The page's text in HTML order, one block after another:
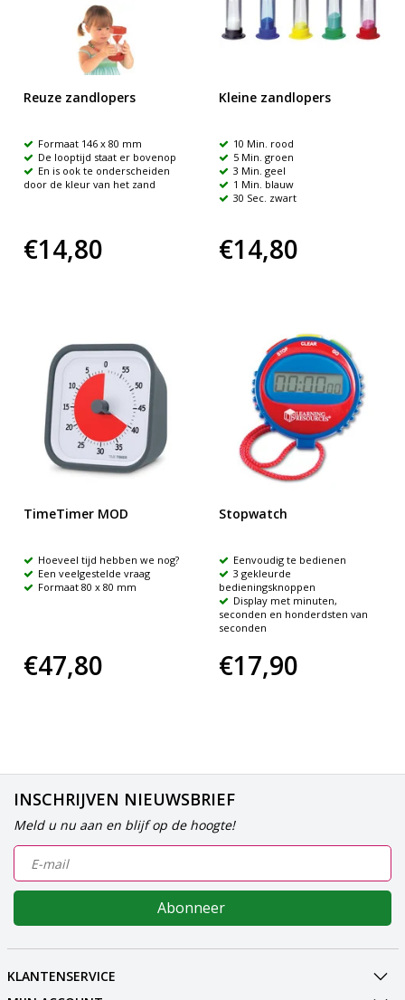
Reuze zandlopers
Formaat 146 x 80 mm
De looptijd staat er bovenop
En is ook te onderscheiden
door de kleur van het zand
€14,80
Kleine zandlopers
10 Min. rood
5 Min. groen
3 Min. geel
1 Min. blauw
30 Sec. zwart
€14,80
TimeTimer MOD
Hoeveel tijd hebben we nog?
Een veelgestelde vraag
Formaat 80 x 80 mm
€47,80
Stopwatch
Eenvoudig te bedienen
3 gekleurde
bedieningsknoppen
Display met minuten,
seconden en honderdsten van
seconden
€17,90
INSCHRIJVEN NIEUWSBRIEF
Meld u nu aan en blijf op de hoogte!
Abonneer
KLANTENSERVICE